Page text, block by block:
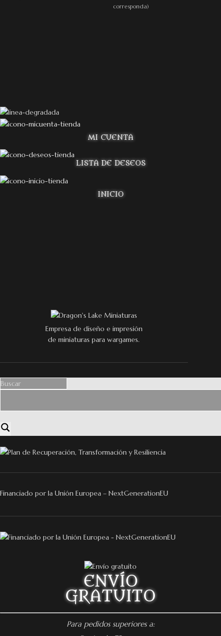
corresponda)
MI CUENTA
LISTA DE DESEOS
INICIO
Empresa de diseño e impresión
de miniaturas para wargames.
Financiado por la Unión Europea – NextGenerationEU
ENVÍO
GRATUITO
Para pedidos superiores a: